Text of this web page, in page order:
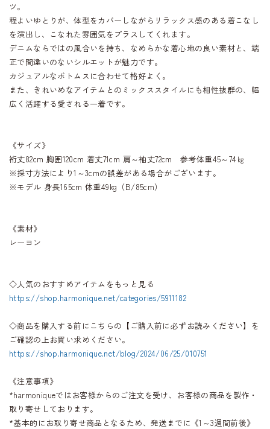
ツ。
程よいゆとりが、体型をカバーしながらリラックス感のある着こなし
を演出し、こなれた雰囲気をプラスしてくれます。
デニムならではの風合いを持ち、なめらかな着心地の良い素材と、端
正で間違いのないシルエットが魅力です。
カジュアルなボトムスに合わせて格好よく。
また、きれいめなアイテムとのミックススタイルにも相性抜群の、幅
広く活躍する愛される一着です。
《サイズ》
裄丈82cm 胸囲120cm 着丈71cm 肩～袖丈72cm 参考体重45～74㎏
※採寸方法により1～3cmの誤差がある場合がございます。
※モデル 身長165cm 体重49kg（B/85cm）
《素材》
レーヨン
◇人気のおすすめアイテムをもっと見る
https://shop.harmonique.net/categories/5911182
◇商品を購入する前にこちらの【ご購入前に必ずお読みください】を
ご確認の上お買い求めください。
https://shop.harmonique.net/blog/2024/06/25/010751
《注意事項》
*harmoniqueではお客様からのご注文を受け、お客様の商品を製作・
取り寄せしております。
*基本的にお取り寄せ商品となるため、発送までに《1～3週間前後》